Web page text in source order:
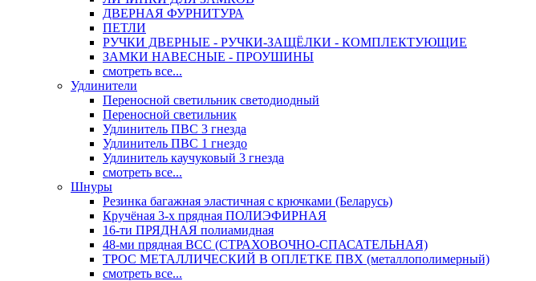
ДВЕРНАЯ ФУРНИТУРА
ПЕТЛИ
РУЧКИ ДВЕРНЫЕ - РУЧКИ-ЗАЩЁЛКИ - КОМПЛЕКТУЮЩИЕ
ЗАМКИ НАВЕСНЫЕ - ПРОУШИНЫ
смотреть все...
Удлинители
Переносной светильник светодиодный
Переносной светильник
Удлинитель ПВС 3 гнезда
Удлинитель ПВС 1 гнездо
Удлинитель каучуковый 3 гнезда
смотреть все...
Шнуры
Резинка багажная эластичная с крючками (Беларусь)
Кручёная 3-х прядная ПОЛИЭФИРНАЯ
16-ти ПРЯДНАЯ полиамидная
48-ми прядная ВСС (СТРАХОВОЧНО-СПАСАТЕЛЬНАЯ)
ТРОС МЕТАЛЛИЧЕСКИЙ В ОПЛЕТКЕ ПВХ (металлополимерный)
смотреть все...